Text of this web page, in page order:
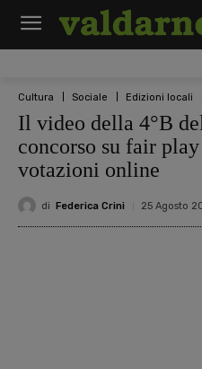
Cultura Sociale Edizioni locali
Il video della 4°B
concorso su fair
votazioni online
di Federica Crini 25 Agosto